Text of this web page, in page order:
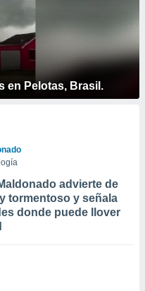
en Pelotas, Brasil.
advierte de
tormentoso y señala
donde puede llover